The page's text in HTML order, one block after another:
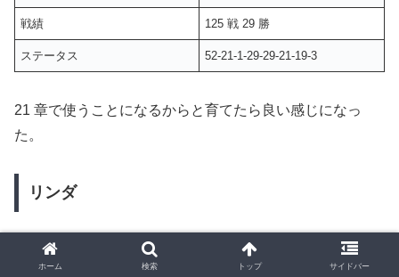
戦績 125 戦 29 勝
ステータス 52-21-1-29-29-21-19-3
21 章で使うことになるからと育てたら良い感じになっ
た。
リンダ
クラス 賢者 Lv.20
ホーム 検索 トップ サイドバー